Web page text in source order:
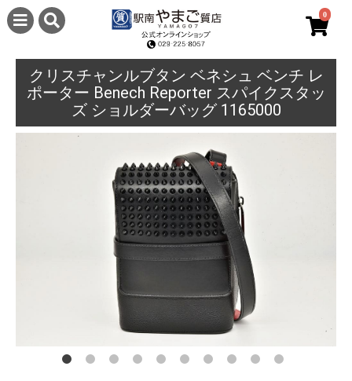
0
クリスチャンルブタン ベネシュ ベンチ レ
ポーター Benech Reporter スパイクスタッ
ズ ショルダーバッグ 1165000